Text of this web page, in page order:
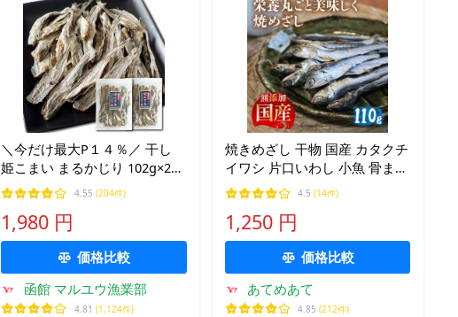
＼今だけ最大P１４％／ 干し
姫こまい まるかじり 102g×2袋
小さな 氷下魚 全て 食べられる
コマイ おつまみ 珍味 北海道産
カンカイ
4.55 (204件)
1,980 円
価格比較
函館 マルユウ漁業部
4.81 (1,124件)
焼きめざし 干物 国産 カタクチ
イワシ 片口いわし 小魚 骨まで
食べられる いわし 海鮮 珍味
おつまみ つまみ 小魚おやつ 小
魚カルシウム 小魚スナック 爆
買
4.5 (14件)
1,250 円
価格比較
あてめあて
4.85 (212件)